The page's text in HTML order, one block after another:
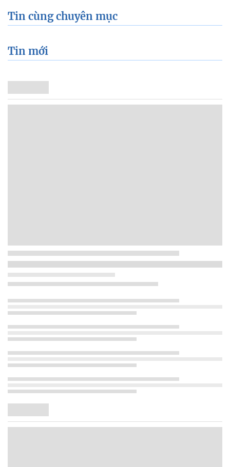
Tin cùng chuyên mục
Tin mới